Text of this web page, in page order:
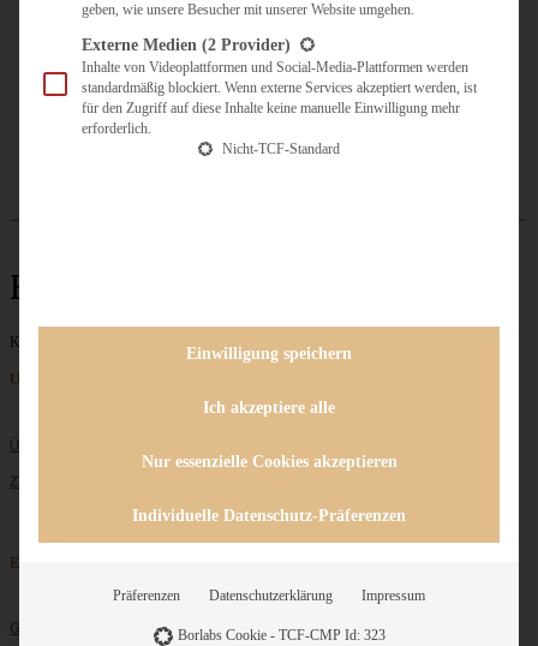
ÜBER MICH
ZUSAMMENARBEIT
Hefeteilchen
Keine Beiträge gefunden
Unternehmen
ÜBER MICH
ZUSAMMENARBEIT
Entdecken
GRUNDLAGEN
geben, wie unsere Besucher mit unserer Website umgehen.
Externe Medien (2 Provider)
Inhalte von Videoplattformen und Social-Media-Plattformen werden
standardmäßig blockiert. Wenn externe Services akzeptiert werden, ist
für den Zugriff auf diese Inhalte keine manuelle Einwilligung mehr
erforderlich.
Nicht-TCF-Standard
Einwilligung speichern
Ich akzeptiere alle
Nur essenzielle Cookies akzeptieren
Individuelle Datenschutz-Präferenzen
Präferenzen Datenschutzerklärung Impressum
Borlabs Cookie - TCF-CMP Id: 323